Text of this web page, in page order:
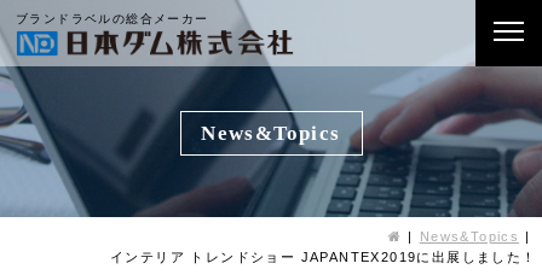
ブランドラベルの総合メーカー
News&Topics
News&Topics
インテリア トレンドショー JAPANTEX2019に出展しました！